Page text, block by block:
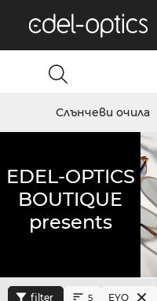
Слънчеви очила
EDEL-OPTICS
BOUTIQUE
presents
filter 5 EYO